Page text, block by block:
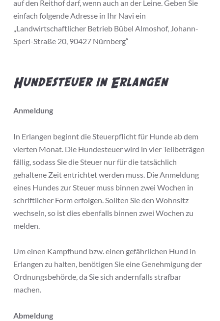
auf den Reithof darf, wenn auch an der Leine. Geben Sie
einfach folgende Adresse in Ihr Navi ein
„Landwirtschaftlicher Betrieb Bübel Almoshof, Johann-
Sperl-Straße 20, 90427 Nürnberg“
Hundesteuer in Erlangen
Anmeldung
In Erlangen beginnt die Steuerpflicht für Hunde ab dem
vierten Monat. Die Hundesteuer wird in vier Teilbeträgen
fällig, sodass Sie die Steuer nur für die tatsächlich
gehaltene Zeit entrichtet werden muss. Die Anmeldung
eines Hundes zur Steuer muss binnen zwei Wochen in
schriftlicher Form erfolgen. Sollten Sie den Wohnsitz
wechseln, so ist dies ebenfalls binnen zwei Wochen zu
melden.
Um einen Kampfhund bzw. einen gefährlichen Hund in
Erlangen zu halten, benötigen Sie eine Genehmigung der
Ordnungsbehörde, da Sie sich andernfalls strafbar
machen.
Abmeldung